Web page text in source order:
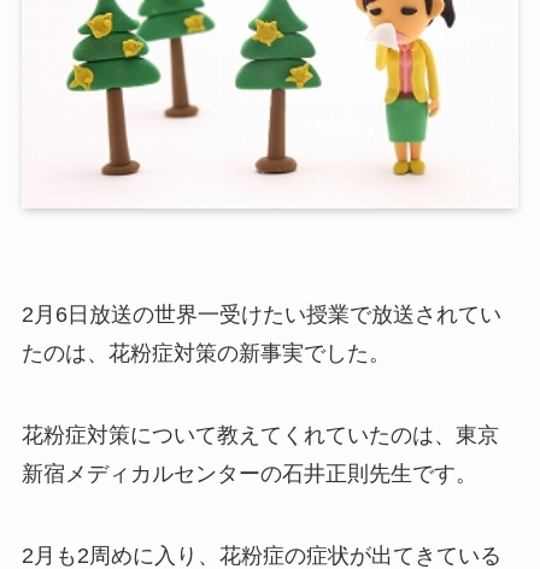
2月6日放送の世界一受けたい授業で放送されてい
たのは、花粉症対策の新事実でした。
花粉症対策について教えてくれていたのは、東京
新宿メディカルセンターの石井正則先生です。
2月も2周めに入り、花粉症の症状が出てきている